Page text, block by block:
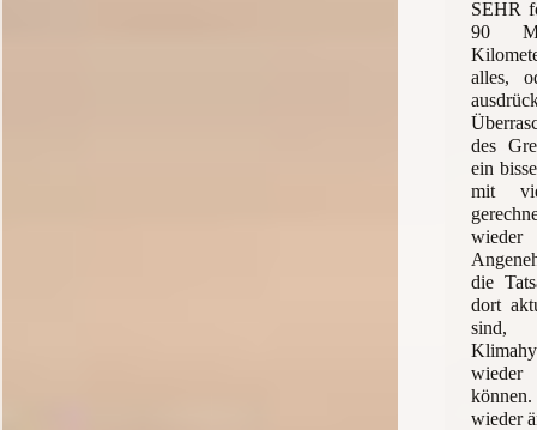
SEHR
90
alles,
des
ein
mit
wieder
die
dort
wieder
wieder